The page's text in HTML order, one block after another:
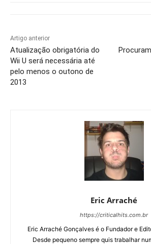
Artigo anterior
Atualização obrigatória do
Wii U será necessária até
pelo menos o outono de
2013
Eric Arraché
https://criticalhits.com.br
Eric Arraché Gonçalves é o Fundador e
Desde pequeno sempre quis trabalhar